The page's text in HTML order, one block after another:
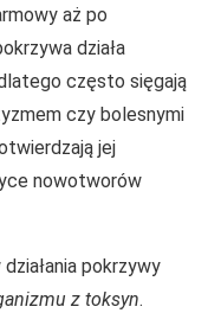
aż po
działa
często sięgają
czy bolesnymi
jej
nowotworów
pokrzywy
z toksyn.